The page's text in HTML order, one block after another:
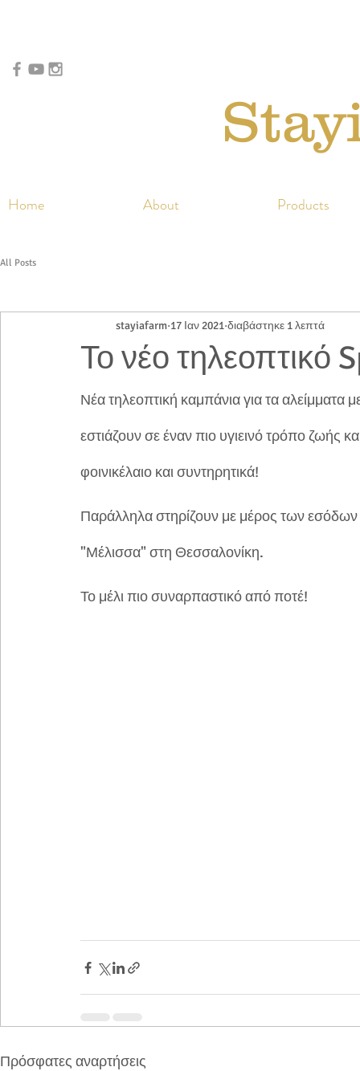
Home About Products
All Posts
Το νέο τηλεοπτικό
stayiafarm 17 Ιαν 2021 διαβάστηκε 1 λεπτά
Νέα τηλεοπτική καμπάνια για τα αλείμματα
εστιάζουν σε έναν πιο υγιεινό τρόπο
φοινικέλαιο και συντηρητικά!
Παράλληλα στηρίζουν με μέρος των
"Μέλισσα" στη Θεσσαλονίκη.
Το μέλι πιο συναρπαστικό από ποτέ!
Πρόσφατες αναρτήσεις